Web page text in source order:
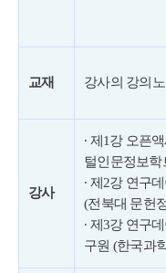
교재 강사의 강의
강사
∙ 제1강 오픈
털인문정보학
∙ 제2강 연구
(전북대 문헌
∙ 제3강 연구
구원 (한국과